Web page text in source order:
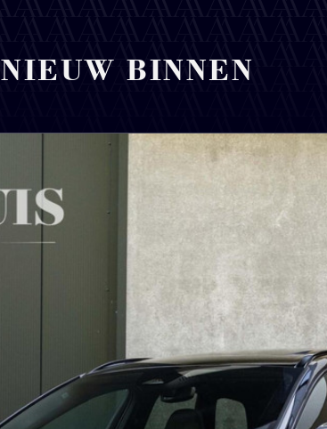
NIEUW BINNEN